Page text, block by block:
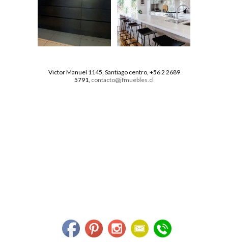
Victor Manuel 1145, Santiago centro, +56 2 2689
5791, contacto@jfmuebles.cl